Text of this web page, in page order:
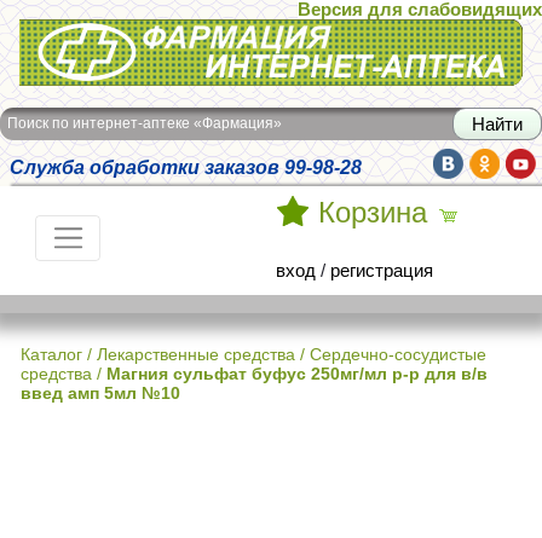
Интернет-аптека Фармация
Версия для слабовидящих
Поиск по интернет-аптеке «Фармация»
Служба обработки заказов 99-98-28
Корзина
вход / регистрация
Каталог / Лекарственные средства / Сердечно-сосудистые
средства / Магния сульфат буфус 250мг/мл р-р для в/в
введ амп 5мл №10